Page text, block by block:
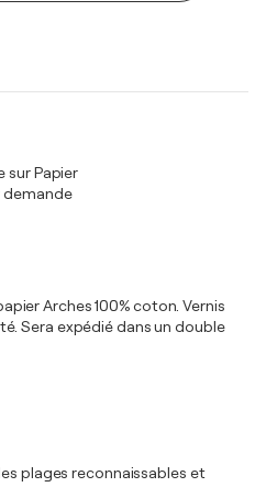
sur Papier
demande
Arches 100% coton. Vernis
Sera expédié dans un double
plages reconnaissables et